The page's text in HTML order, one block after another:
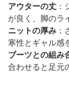
アウターの丈
が良く、脚のラ
ニットの厚み
寒性とギャル感
ブーツとの組み
合わせると足元